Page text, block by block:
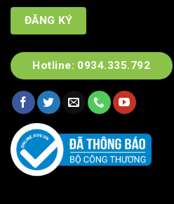
Hotline: 0934.335.792